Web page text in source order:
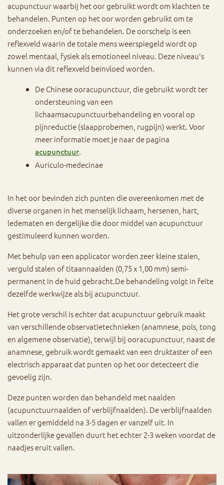
acupunctuur waarbij het oor gebruikt wordt om klachten te
behandelen. Punten op het oor worden gebruikt om te
onderzoeken en/of te behandelen. De oorschelp is een
reflexveld waarin de totale mens weerspiegeld wordt op
zowel mentaal, fysiek als emotioneel niveau. Deze niveau's
kunnen via dit reflexveld beïnvloed worden.
De Chinese ooracupunctuur, die gebruikt wordt ter
ondersteuning van een
lichaamsacupunctuurbehandeling en vooral op
pijnreductie (slaapprobemen, rugpijn) werkt. Voor
meer informatie moet je naar de pagina
acupunctuur.
Auriculo-medecinae
In het oor bevinden zich punten die overeenkomen met de
diverse organen in het menselijk lichaam, hersenen, hart,
ledematen en dergelijke die door middel van acupunctuur
gestimuleerd kunnen worden.
Met behulp van een applicator worden zeer kleine stalen,
verguld stalen of titaannaalden (0,75 x 1,00 mm) semi-
permanent in de huid gebracht.De behandeling volgt in feite
dezelfde werkwijze als bij acupunctuur.
Het grote verschil is echter dat acupunctuur gebruik maakt
van verschillende observatietechnieken (anamnese, pols, tong
en algemene observatie), terwijl bij ooracupunctuur, naast de
anamnese, gebruik wordt gemaakt van een druktaster of een
electrisch apparaat dat punten op het oor detecteert die
gevoelig zijn.
Deze punten worden dan behandeld met naalden
(acupunctuurnaalden of verblijfnaalden). De verblijfnaalden
vallen er gemiddeld na 3-5 dagen er vanzelf uit. In
uitzonderlijke gevallen duurt het echter 2-3 weken voordat de
naadjes eruit vallen.